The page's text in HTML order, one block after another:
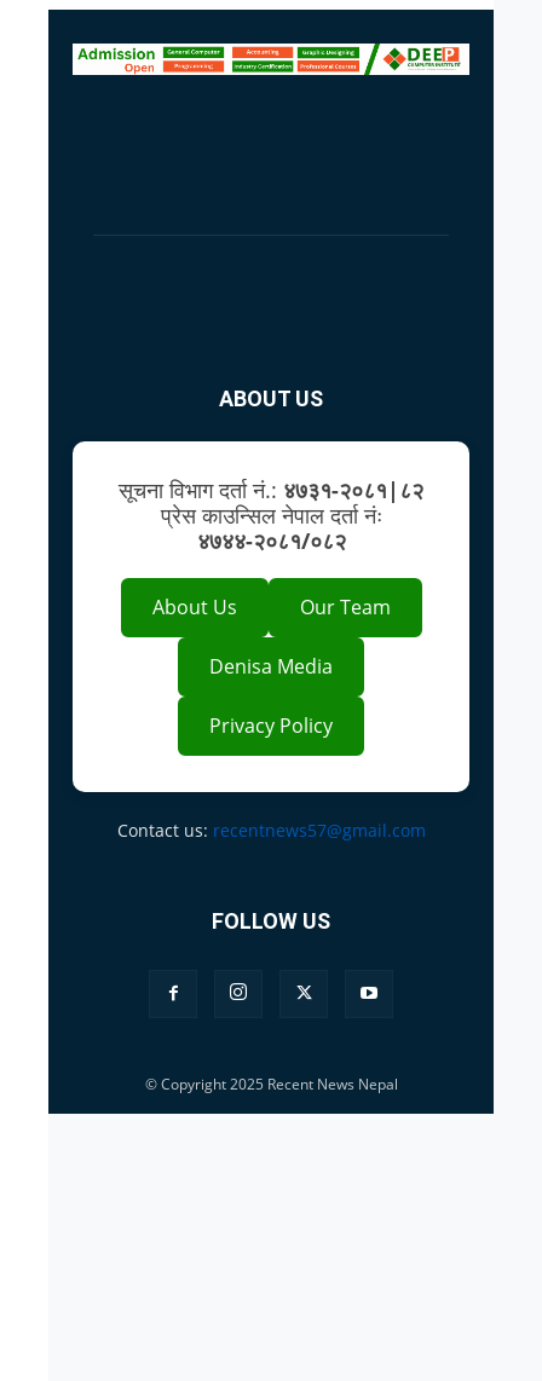
ABOUT US
सूचना विभाग दर्ता नं.: ४७३१-२०८१|८२
प्रेस काउन्सिल नेपाल दर्ता नंः
४७४४-२०८१/०८२
About Us Our Team
Denisa Media
Privacy Policy
Contact us: recentnews57@gmail.com
FOLLOW US
© Copyright 2025 Recent News Nepal